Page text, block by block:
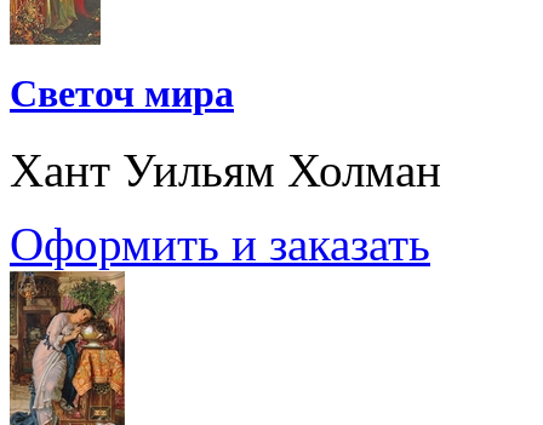
Светоч мира
Хант Уильям Холман
Оформить и заказать